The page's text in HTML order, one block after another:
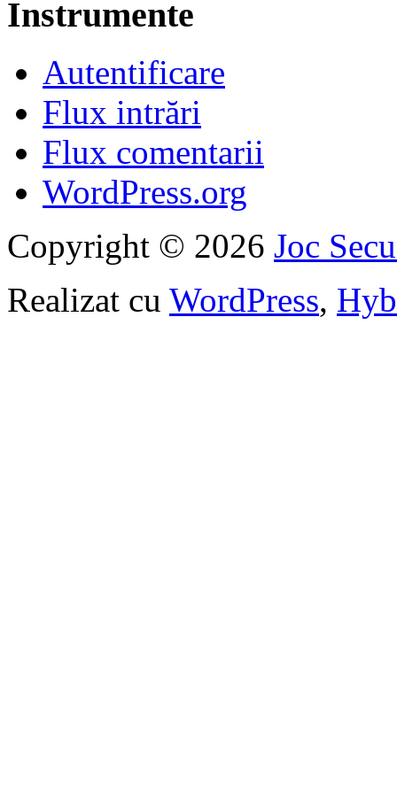
Instrumente
Autentificare
Flux intrări
Flux comentarii
WordPress.org
Copyright © 2026 Joc
Realizat cu WordPress,